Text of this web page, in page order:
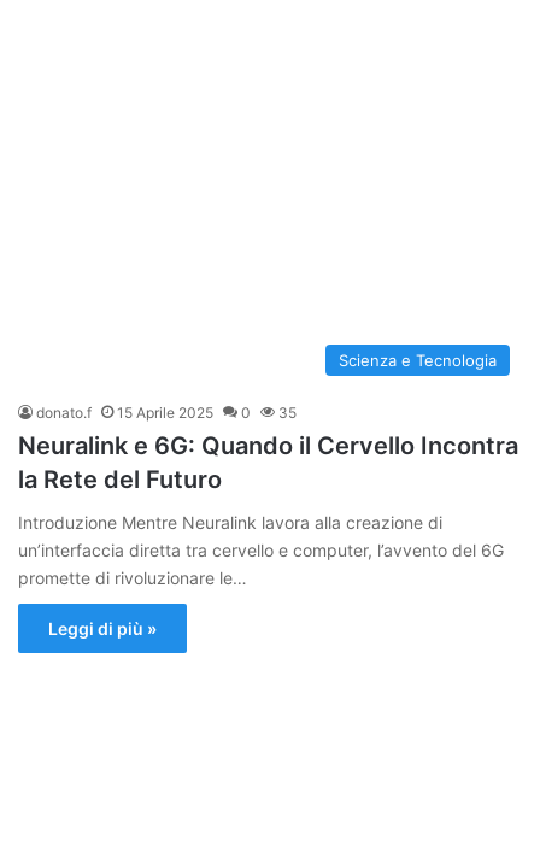
Scienza e Tecnologia
donato.f 15 Aprile 2025 0 35
Neuralink e 6G: Quando il Cervello Incontra
la Rete del Futuro
Introduzione Mentre Neuralink lavora alla creazione di
un’interfaccia diretta tra cervello e computer, l’avvento del 6G
promette di rivoluzionare le…
Leggi di più »